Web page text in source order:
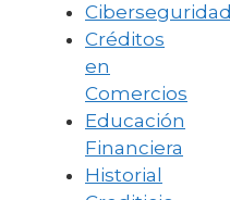
Ciberseguridad
Créditos
en
Comercios
Educación
Financiera
Historial